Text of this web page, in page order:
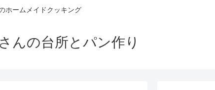
ホームメイドクッキング
んの台所とパン作り